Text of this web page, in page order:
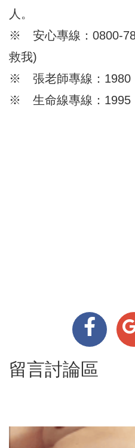
人。
※ 安心專線：0800-
救我)
※ 張老師專線：1980
※ 生命線專線：1995
留言討論區